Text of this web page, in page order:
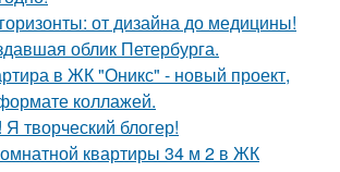
от дизайна до медицины!
облик Петербурга.
в ЖК "Оникс" - новый проект,
коллажей.
творческий блогер!
квартиры 34 м 2 в ЖК